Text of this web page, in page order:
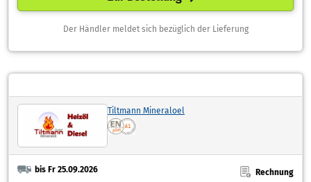
Der Händler meldet sich bezüglich der Lieferung
Tiltmann Mineraloel
bis Fr 25.09.2026
Rechnung